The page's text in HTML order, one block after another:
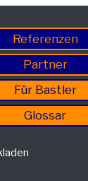
Referenzen
Partner
Für Bastler
Glossar